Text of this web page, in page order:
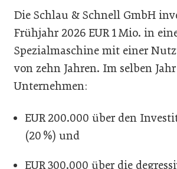
Die Schlau & Schnell GmbH
Frühjahr 2026 EUR 1 Mio. in
Spezialmaschine mit einer
von zehn Jahren. Im selben
Unternehmen:
EUR 200.000 über den
(20 %) und
EUR 300.000 über die